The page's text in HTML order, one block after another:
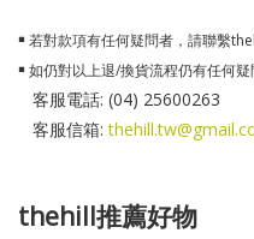
￭ 若對款項有任何疑問者，請聯繫
￭ 如仍對以上退/換貨流程仍有任何
客服電話: (04) 25600263
客服信箱:
thehill推薦好物